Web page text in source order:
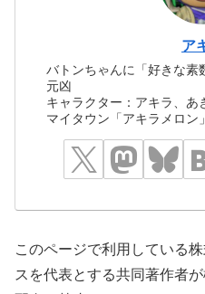
ア
バトンちゃんに「好きな素
元凶
キャラクター：アキラ、あ
マイタウン「アキラメロン
このページで利用している
スを代表とする共同著作者